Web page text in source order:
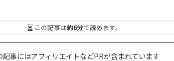
この記事は約6分で読めます。
記事にはアフィリエイトなどPRが含まれています